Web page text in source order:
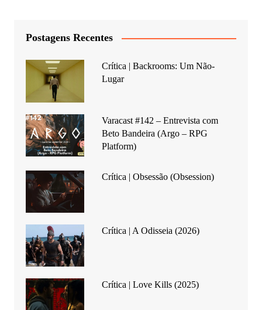
Postagens Recentes
Crítica | Backrooms: Um Não-
Lugar
Varacast #142 – Entrevista com
Beto Bandeira (Argo – RPG
Platform)
Crítica | Obsessão (Obsession)
Crítica | A Odisseia (2026)
Crítica | Love Kills (2025)